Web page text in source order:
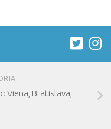
Viena, Bratislava,